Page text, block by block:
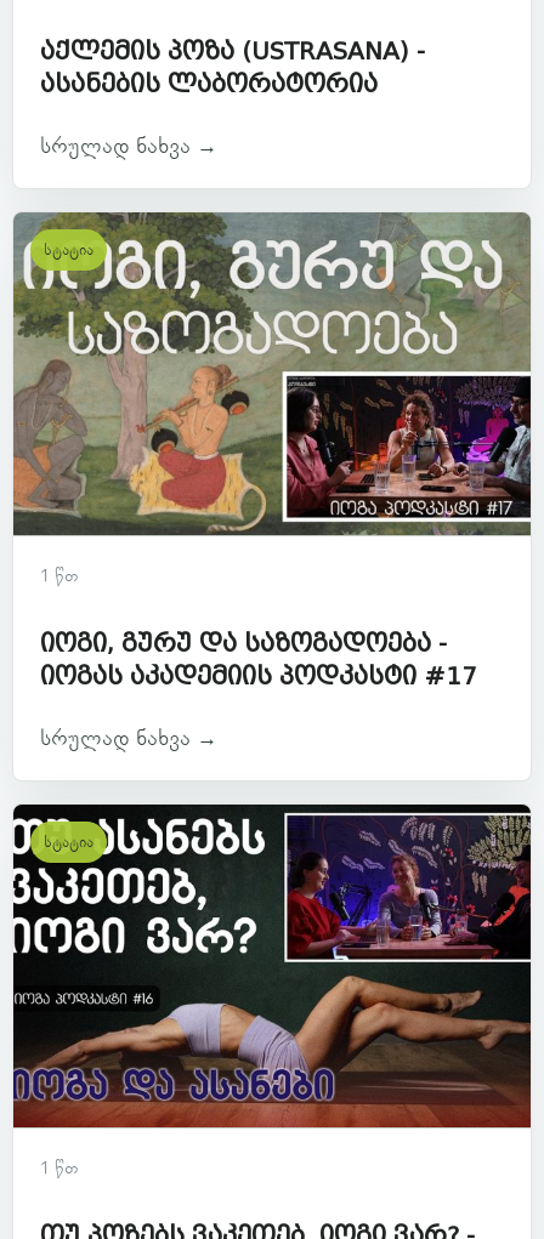
აქლემის პოზა (USTRASANA) -
ასანების ლაბორატორია
სრულად ნახვა →
სტატია
1 წთ
იოგი, გურუ და საზოგადოება -
იოგას აკადემიის პოდკასტი #17
სრულად ნახვა →
სტატია
1 წთ